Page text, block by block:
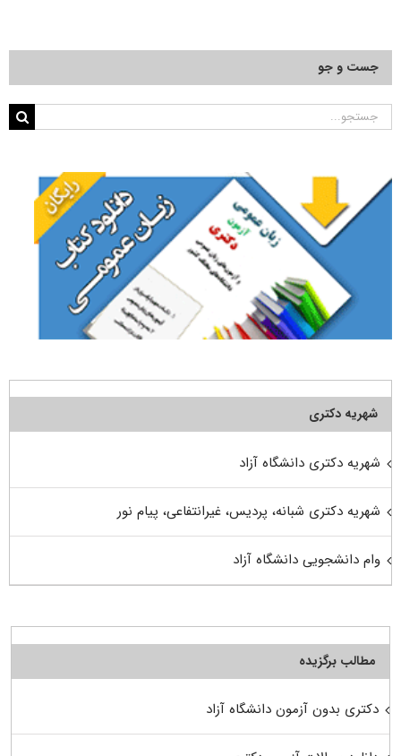
جست و جو
جستجو
شهریه دکتری
شهریه دکتری دانشگاه آزاد
شهریه دکتری شبانه، پردیس، غیرانتفاعی، پیام نور
وام دانشجویی دانشگاه آزاد
مطالب برگزیده
دکتری بدون آزمون دانشگاه آزاد